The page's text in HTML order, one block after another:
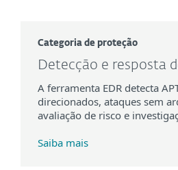
Categoria de proteção
Detecção e resposta
A ferramenta EDR detecta
direcionados, ataques sem
avaliação de risco e
Saiba mais